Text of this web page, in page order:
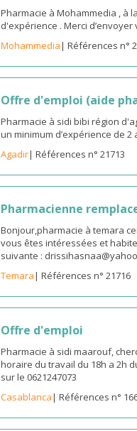
Pharmacie à Mohammedia , à
d'expérience . Merci d’envoyer
Mohammedia| Références n°
Offre d'emploi (aide
Pharmacie à sidi bibi région
un minimum d’expérience de 2
Agadir| Références n° 21713
Pharmacienne
Bonjour,pharmacie à temara
vous êtes intéressées et
suivante :
Temara| Références n° 21716
Offre d'emploi
Pharmacie à sidi maarouf,
horaire du travail du 18h a 2h
sur le 0621247073
Casablanca| Références n°